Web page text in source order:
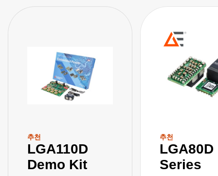
추천
LGA110D
Demo Kit
추천
LGA80D
Series